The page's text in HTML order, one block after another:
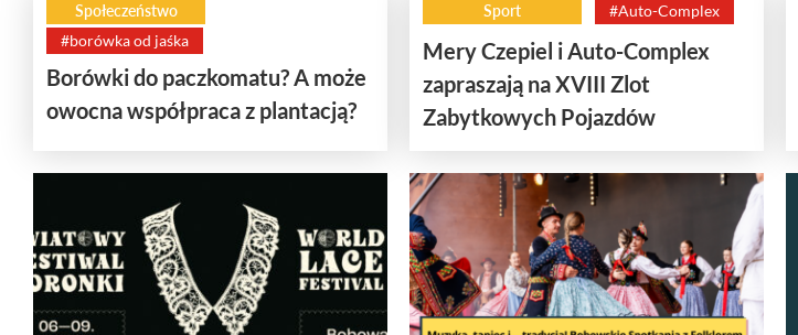
Społeczeństwo
#borówka od jaśka
Borówki do paczkomatu? A może
owocna współpraca z plantacją?
Sport #Auto-Complex
Mery Czepiel i Auto-Complex
zapraszają na XVIII Zlot
Zabytkowych Pojazdów